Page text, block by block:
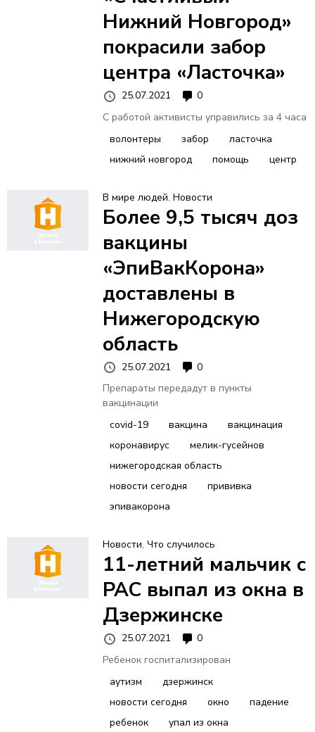
Нижний Новгород»
покрасили забор
центра «Ласточка»
25.07.2021
0
С работой активисты управились за 4 часа
волонтеры
забор
ласточка
нижний новгород
помощь центр
В мире людей, Новости
Более 9,5 тысяч доз
вакцины
«ЭпиВакКорона»
доставлены в
Нижегородскую
область
25.07.2021
0
Препараты передадут в пункты
вакцинации
covid-19
вакцина
вакцинация
коронавирус
мелик-гусейнов
нижегородская область
новости сегодня
прививка
эпивакорона
Новости, Что случилось
11-летний мальчик с
РАС выпал из окна в
Дзержинске
25.07.2021
0
Ребенок госпитализирован
аутизм
дзержинск
новости сегодня
окно
падение
ребенок
упал из окна